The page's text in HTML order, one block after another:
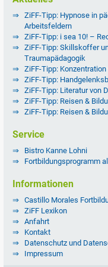
ZiFF-Tipp: Hypnose in
Arbeitsfeldern
ZiFF-Tipp: i sea 10! –
ZiFF-Tipp: Skillskoffer
Traumapädagogik
ZiFF-Tipp:
ZiFF-Tipp:
ZiFF-Tipp: Literatur von
ZiFF-Tipp: Reisen &
ZiFF-Tipp: Reisen &
Service
Bistro Kanne Lohni
Fortbildungsprogramm
Informationen
Castillo Morales
ZiFF Lexikon
Anfahrt
Kontakt
Datenschutz und
Impressum